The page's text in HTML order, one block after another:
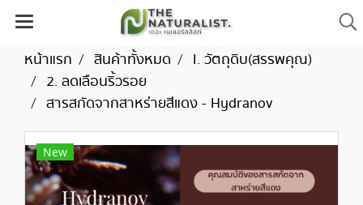
หน้าแรก สินค้าทั้งหมด
I. วัตถุดิบ(สรรพคุณ)
2. ลดเลือนริ้วรอย
สารสกัดจากสาหร่ายสีแดง - Hydranov
New